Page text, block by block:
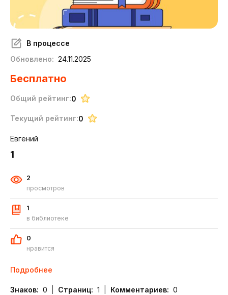
Евгений
1
2
просмотров
1
в библиотеке
0
нравится
Подробнее
Знаков: 0 Страниц: 1 Комментариев: 0
В процессе
Обновлено: 24.11.2025
Бесплатно
Общий рейтинг:0
Текущий рейтинг:0